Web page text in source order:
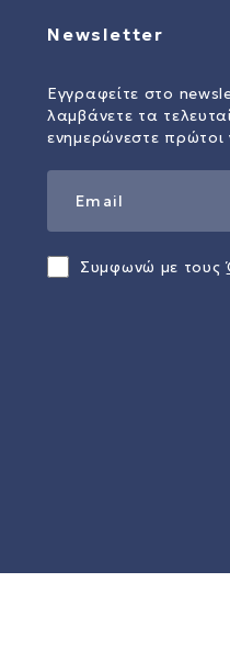
Newsletter
Εγγραφείτε στο
λαμβάνετε τα
ενημερώνεστε
Συμφωνώ με τους